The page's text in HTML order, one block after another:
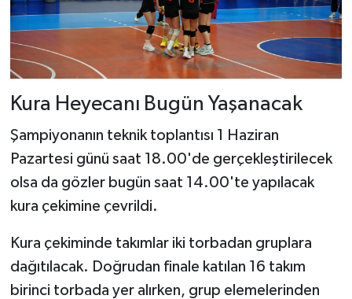
Kura Heyecanı Bugün Yaşanacak
Şampiyonanın teknik toplantısı 1 Haziran
Pazartesi günü saat 18.00'de gerçekleştirilecek
olsa da gözler bugün saat 14.00'te yapılacak
kura çekimine çevrildi.
Kura çekiminde takımlar iki torbadan gruplara
dağıtılacak. Doğrudan finale katılan 16 takım
birinci torbada yer alırken, grup elemelerinden